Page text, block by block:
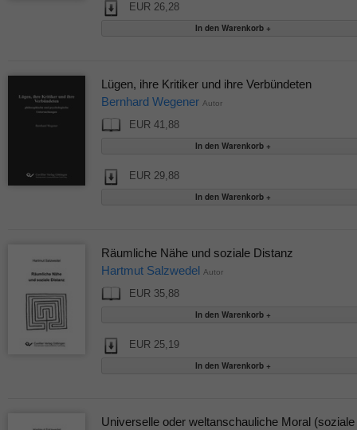
EUR 26,28
Lügen, ihre Kritiker und ihre Verbündeten
Bernhard Wegener Autor
EUR 41,88
EUR 29,88
Räumliche Nähe und soziale Distanz
Hartmut Salzwedel Autor
EUR 35,88
EUR 25,19
Universelle oder weltanschauliche Moral (soziale